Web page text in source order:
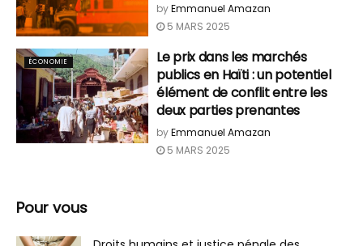
byEmmanuel Amazan
5 MARS 2025
ÉCONOMIE
Le prix dans les marchés
publics en Haïti : un potentiel
élément de conflit entre les
deux parties prenantes
byEmmanuel Amazan
5 MARS 2025
Pour vous